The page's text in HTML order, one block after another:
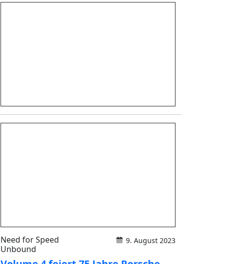
Need for Speed
Unbound
9. August 2023